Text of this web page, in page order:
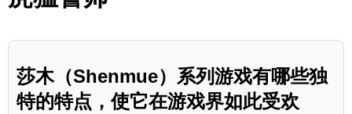
莎木（Shenmue）系列游戏有哪些独
特的特点，使它在游戏界如此受欢